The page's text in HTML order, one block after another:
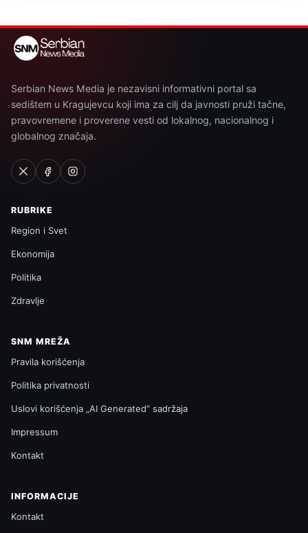
Serbian News Media je nezavisni informativni portal sa
sedištem u Kragujevcu koji ima za cilj da javnosti pruži tačne,
pravovremene i proverene vesti od lokalnog, nacionalnog i
globalnog značaja.
RUBRIKE
Region i Svet
Ekonomija
Politika
Zdravlje
SNM MREŽA
Pravila korišćenja
Politika privatnosti
Uslovi korišćenja „AI Generated“ sadržaja
Impressum
Kontakt
INFORMACIJE
Kontakt